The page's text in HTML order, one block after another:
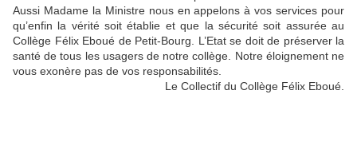
Aussi Madame la Ministre nous en appelons à vos services pour
qu’enfin la vérité soit établie et que la sécurité soit assurée au
Collège Félix Eboué de Petit-Bourg. L’Etat se doit de préserver la
santé de tous les usagers de notre collège. Notre éloignement ne
vous exonère pas de vos responsabilités.
Le Collectif du Collège Félix Eboué.